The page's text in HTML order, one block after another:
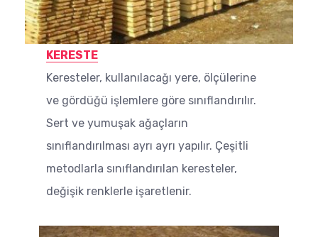
KERESTE
Keresteler, kullanılacağı yere, ölçülerine
ve gördüğü işlemlere göre sınıflandırılır.
Sert ve yumuşak ağaçların
sınıflandırılması ayrı ayrı yapılır. Çeşitli
metodlarla sınıflandırılan keresteler,
değişik renklerle işaretlenir.